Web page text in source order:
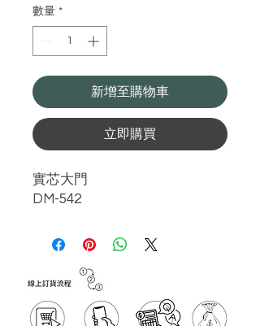
數量 *
新增至購物車
立即購買
實芯大門
DM-542